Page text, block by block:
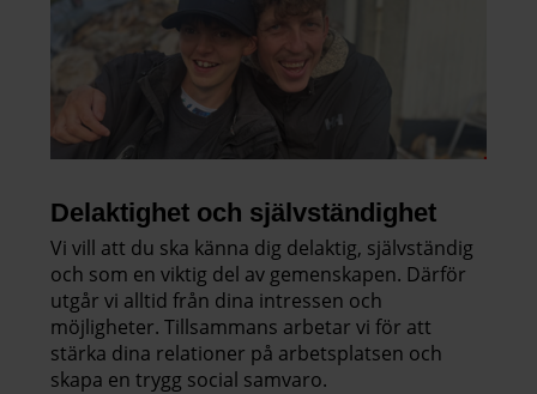
Delaktighet och självständighet
Vi vill att du ska känna dig delaktig, självständig
och som en viktig del av gemenskapen. Därför
utgår vi alltid från dina intressen och
möjligheter. Tillsammans arbetar vi för att
stärka dina relationer på arbetsplatsen och
skapa en trygg social samvaro.